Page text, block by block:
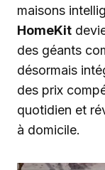
maisons
HomeKit
des géants
désormais
des prix
quotidien et
à domicile.